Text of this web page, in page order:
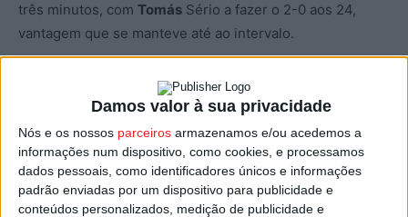
Damos valor à sua privacidade
Nós e os nossos parceiros armazenamos e/ou acedemos a
informações num dispositivo, como cookies, e processamos
dados pessoais, como identificadores únicos e informações
padrão enviadas por um dispositivo para publicidade e
conteúdos personalizados, medição de publicidade e
três minutos, com Tomás Sério a fazer o 2-0 aos 24,
vantagem que se manteve até ao intervalo.
No recomeço da partida, aos 47 minutos,
fez o que viria a ser o 3-0 final.
Com esta vitória, os viseenses passaram a somar 15
pontos, continuando líderes isolados, e agora com 4
pontos de avanço sobreMafraeFarense.